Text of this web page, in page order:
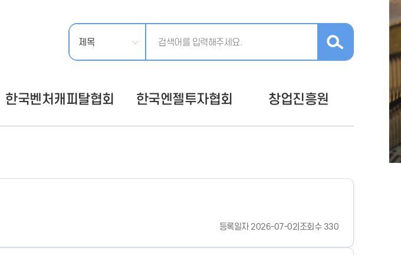
- VC 근무경력 확인
한국벤처캐피탈협회 한국엔젤투자협회 창업진흥원
등록일자 2026-07-02 조회수 330